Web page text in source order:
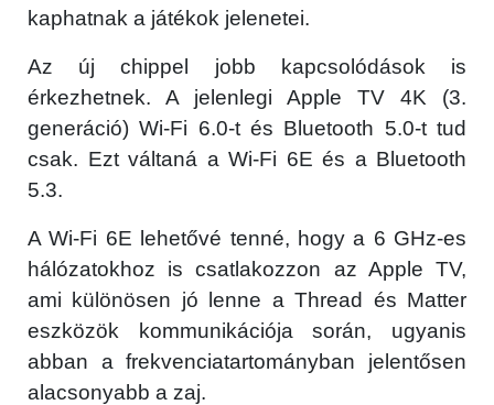
kaphatnak a játékok jelenetei.
Az új chippel jobb kapcsolódások is
érkezhetnek. A jelenlegi Apple TV 4K (3.
generáció) Wi-Fi 6.0-t és Bluetooth 5.0-t tud
csak. Ezt váltaná a Wi-Fi 6E és a Bluetooth
5.3.
A Wi-Fi 6E lehetővé tenné, hogy a 6 GHz-es
hálózatokhoz is csatlakozzon az Apple TV,
ami különösen jó lenne a Thread és Matter
eszközök kommunikációja során, ugyanis
abban a frekvenciatartományban jelentősen
alacsonyabb a zaj.